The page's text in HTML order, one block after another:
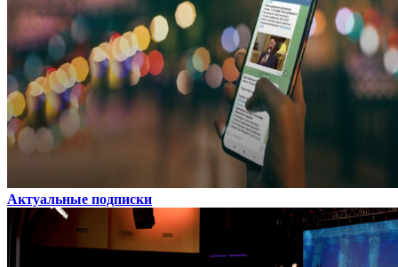
Актуальные подписки